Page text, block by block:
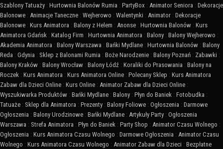
Szablony Tatuaży : Hurtownia Balonów Rumia : PartyBox : Animator Seniora : Dekoracje
Balonowe : Animacje Taneczne : Wejherowo : Walentynki : Animator : Dekoracje
Balonowe : Kurs Animatora : Balony z Helem : Anonse : Hurtownia Balonów : Kurs
Animatora Gdańsk : Katalog Firm : Hurtownia Animatora : Balony : Balony Wejherowo :
Akademia Animatora : Balony Warszawa : Bańki Mydlane : Hurtownia Balonów : Balony
Reda : Gdynia : Sklep z Balonami Rumia : Boże Narodzenie : Balony Poznań : Zabawki :
Balony Kraków : Balony Wrocław : Balony Łódź : Koraliki do Prasowania : Balony na
Roczek : Kurs Animatora : Kurs Animatora Online : Polecany Sklep : Kurs Animatora
Zabaw dla Dzieci Online : Kurs Online : Animator Zabaw dla Dzieci Online :
Wyszukiwarka Produktów : Bańki Mydlane : Balony : Płyn do Baniek : Fotobudka :
Tatuaże : Sklep dla Animatora : Prezenty : Balony Foliowe : Ogłoszenia : Darmowe
Ogłoszenia : Balony Urodzinowe : Bańki Mydlane : Artykuły Party : Ogłoszenia
Warszawa : Strefa Animatora : Płyn do Baniek : Party Shop : Animator Czasu Wolnego :
Ogłoszenia : Kurs Animatora Czasu Wolnego : Darmowe Ogłoszenia : Animator Czasu
Wolnego : Kurs Animatora Czasu Wolnego : Animator Zabaw dla Dzieci : Bezpłatne